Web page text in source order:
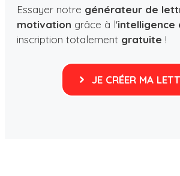
Essayer notre générateur de
motivation grâce à l'intelligence
inscription totalement gratuite !
JE CRÉER MA